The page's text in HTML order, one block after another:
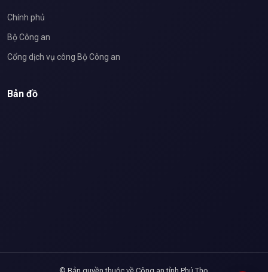
Chính phủ
Bộ Công an
Cổng dịch vụ công Bộ Công an
Bản đồ